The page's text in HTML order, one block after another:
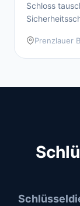
Schloss
Prenzlauer